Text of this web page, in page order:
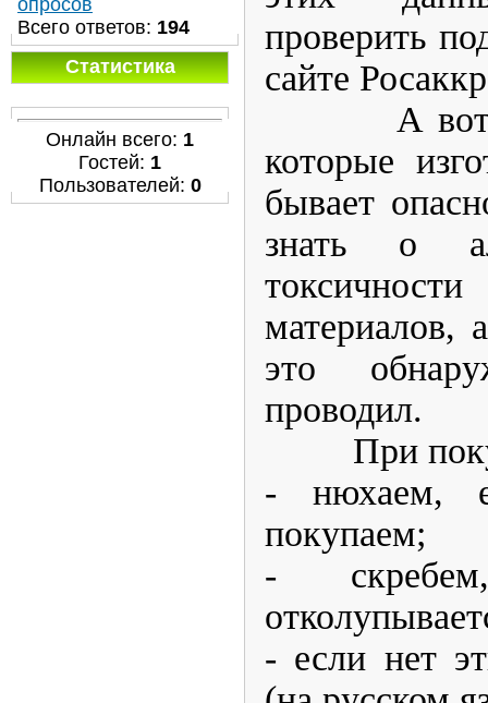
опросов
Всего ответов: 194
Статистика
Онлайн всего: 1
Гостей: 1
Пользователей: 0
проверить
сайте
А вот
которые
бывает
знать о
материалов,
это
проводил.
При
- нюхаем,
покупаем;
-
- если нет